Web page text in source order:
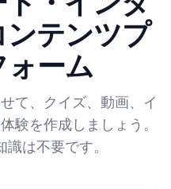
テンツプ
ォーム
て、クイズ、動画、イ
験を作成しましょう。
は不要です。